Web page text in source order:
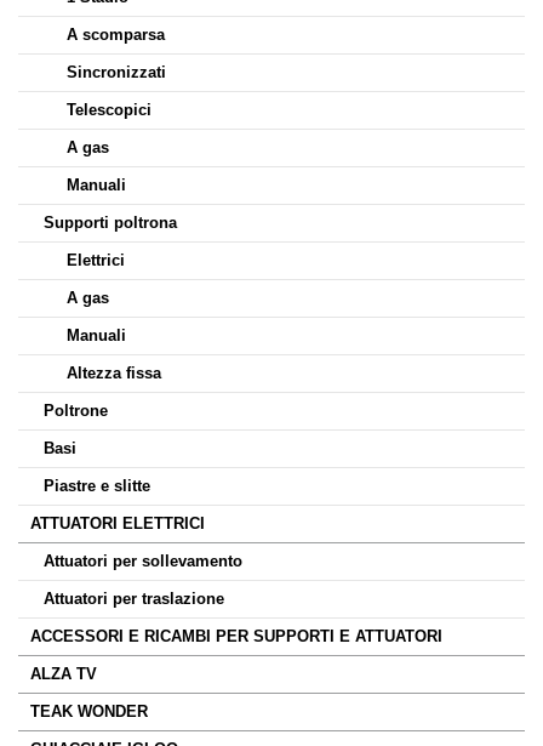
A scomparsa
Sincronizzati
Telescopici
A gas
Manuali
Supporti poltrona
Elettrici
A gas
Manuali
Altezza fissa
Poltrone
Basi
Piastre e slitte
ATTUATORI ELETTRICI
Attuatori per sollevamento
Attuatori per traslazione
ACCESSORI E RICAMBI PER SUPPORTI E ATTUATORI
ALZA TV
TEAK WONDER